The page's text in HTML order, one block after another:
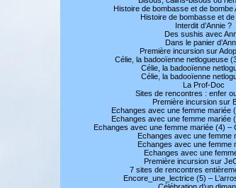
Histoire de bombasse et de bombe
Histoire de bombasse et de
Interdit d’Annie ?
Des sushis avec
Dans le panier
Première incursion sur
Célie, la badooïenne netlogueuse
Célie, la badooïenne
Célie, la badooïenne
La Prof-Doc
Sites de rencontres : enfer
Première incursion sur
Echanges avec une femme mariée
Echanges avec une femme mariée
Echanges avec une femme mariée (4) –
Echanges avec une femme
Echanges avec une femme
Echanges avec une
Première incursion sur
7 sites de rencontres
Encore_une_lectrice (5) –